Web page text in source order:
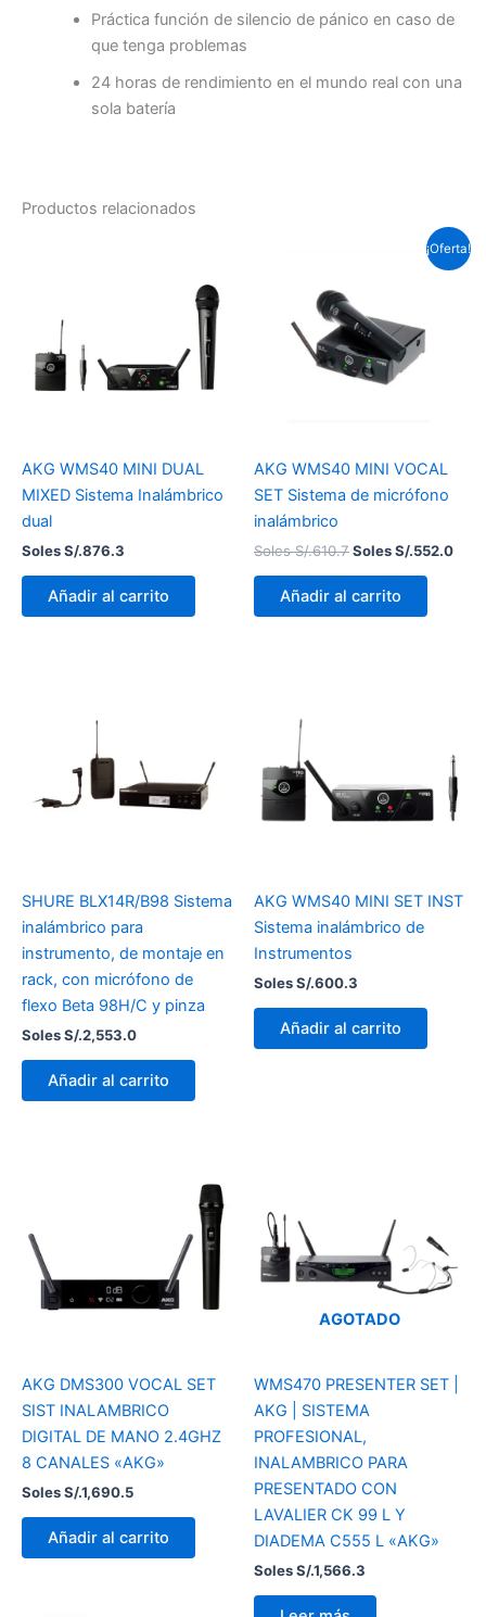
Práctica función de silencio de pánico en caso de
que tenga problemas
24 horas de rendimiento en el mundo real con una
sola batería
Productos relacionados
AKG WMS40 MINI DUAL
MIXED Sistema Inalámbrico
dual
Soles S/.876.3
Añadir al carrito
¡Oferta!
AKG WMS40 MINI VOCAL
SET Sistema de micrófono
inalámbrico
Soles S/.610.7
Soles
S/.610.7.
Soles S/.552.0
El
Añadir al carrito
SHURE BLX14R/B98 Sistema
inalámbrico para
instrumento, de montaje en
rack, con micrófono de
flexo Beta 98H/C y pinza
Soles S/.2,553.0
Añadir al carrito
AKG WMS40 MINI SET INST
Sistema inalámbrico de
Instrumentos
Soles S/.600.3
Añadir al carrito
AKG DMS300 VOCAL SET
SIST INALAMBRICO
DIGITAL DE MANO 2.4GHZ
8 CANALES «AKG»
Soles S/.1,690.5
Añadir al carrito
AGOTADO
WMS470 PRESENTER SET |
AKG | SISTEMA
PROFESIONAL,
INALAMBRICO PARA
PRESENTADO CON
LAVALIER CK 99 L Y
DIADEMA C555 L «AKG»
Soles S/.1,566.3